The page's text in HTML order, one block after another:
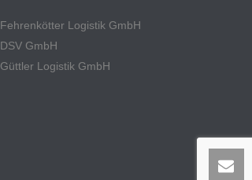
Fehrenkötter Logistik GmbH
DSV GmbH
Güttler Logistik GmbH